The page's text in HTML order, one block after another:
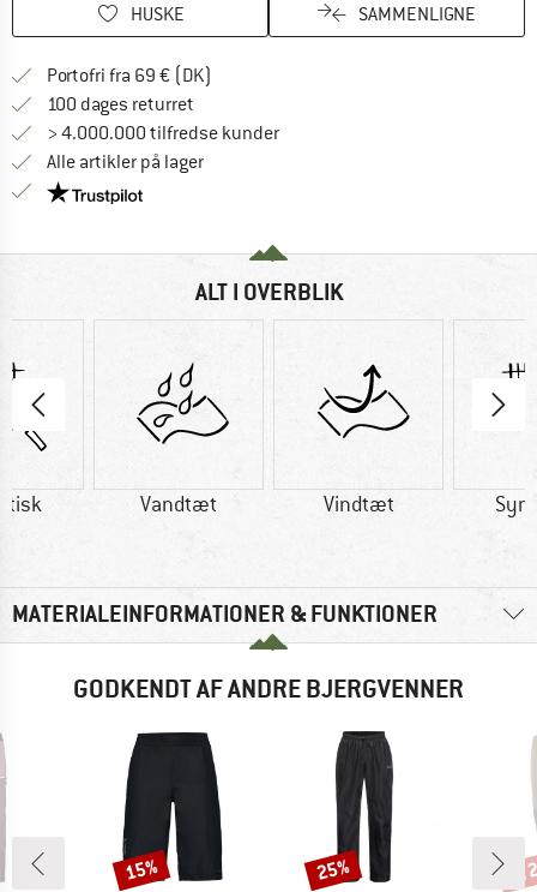
HUSKE SAMMENLIGNE
Portofri fra 69 € (DK)
100 dages returret
> 4.000.000 tilfredse kunder
Alle artikler på lager
Vi er Trustpilot-certificeret - oplysningerne får du
ALT I OVERBLIK
Vandtæt Vindtæt
MATERIALEINFORMATIONER & FUNKTIONER
GODKENDT AF ANDRE BJERGVENNER
Rabat
15% Rabat
25%